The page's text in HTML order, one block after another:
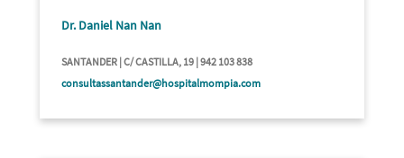
Dr. Daniel Nan Nan
SANTANDER | C/ CASTILLA, 19 | 942 103 838
consultassantander@hospitalmompia.com